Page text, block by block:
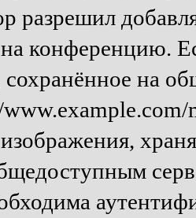
разрешил
конференцию.
на